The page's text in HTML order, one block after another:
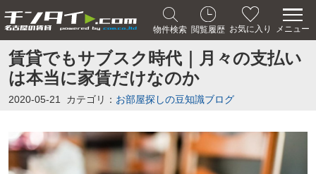
物件検索 閲覧履歴 お気に入り メニュー
賃貸でもサブスク時代｜月々の支払い
は本当に家賃だけなのか
2020-05-21 カテゴリ： お部屋探しの豆知識ブログ